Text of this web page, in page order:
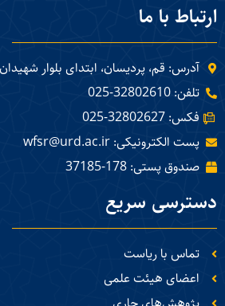
ارتباط با ما
آدرس: قم، پردیسان، ابتدای بلوار
تلفن: 32802610-025
فکس: 32802627-025
پست الکترونیکی: wfsr@urd.ac.ir
صندوق پستی: 178-37185
دسترسی سریع
تماس با ریاست
اعضای هیئت علمی